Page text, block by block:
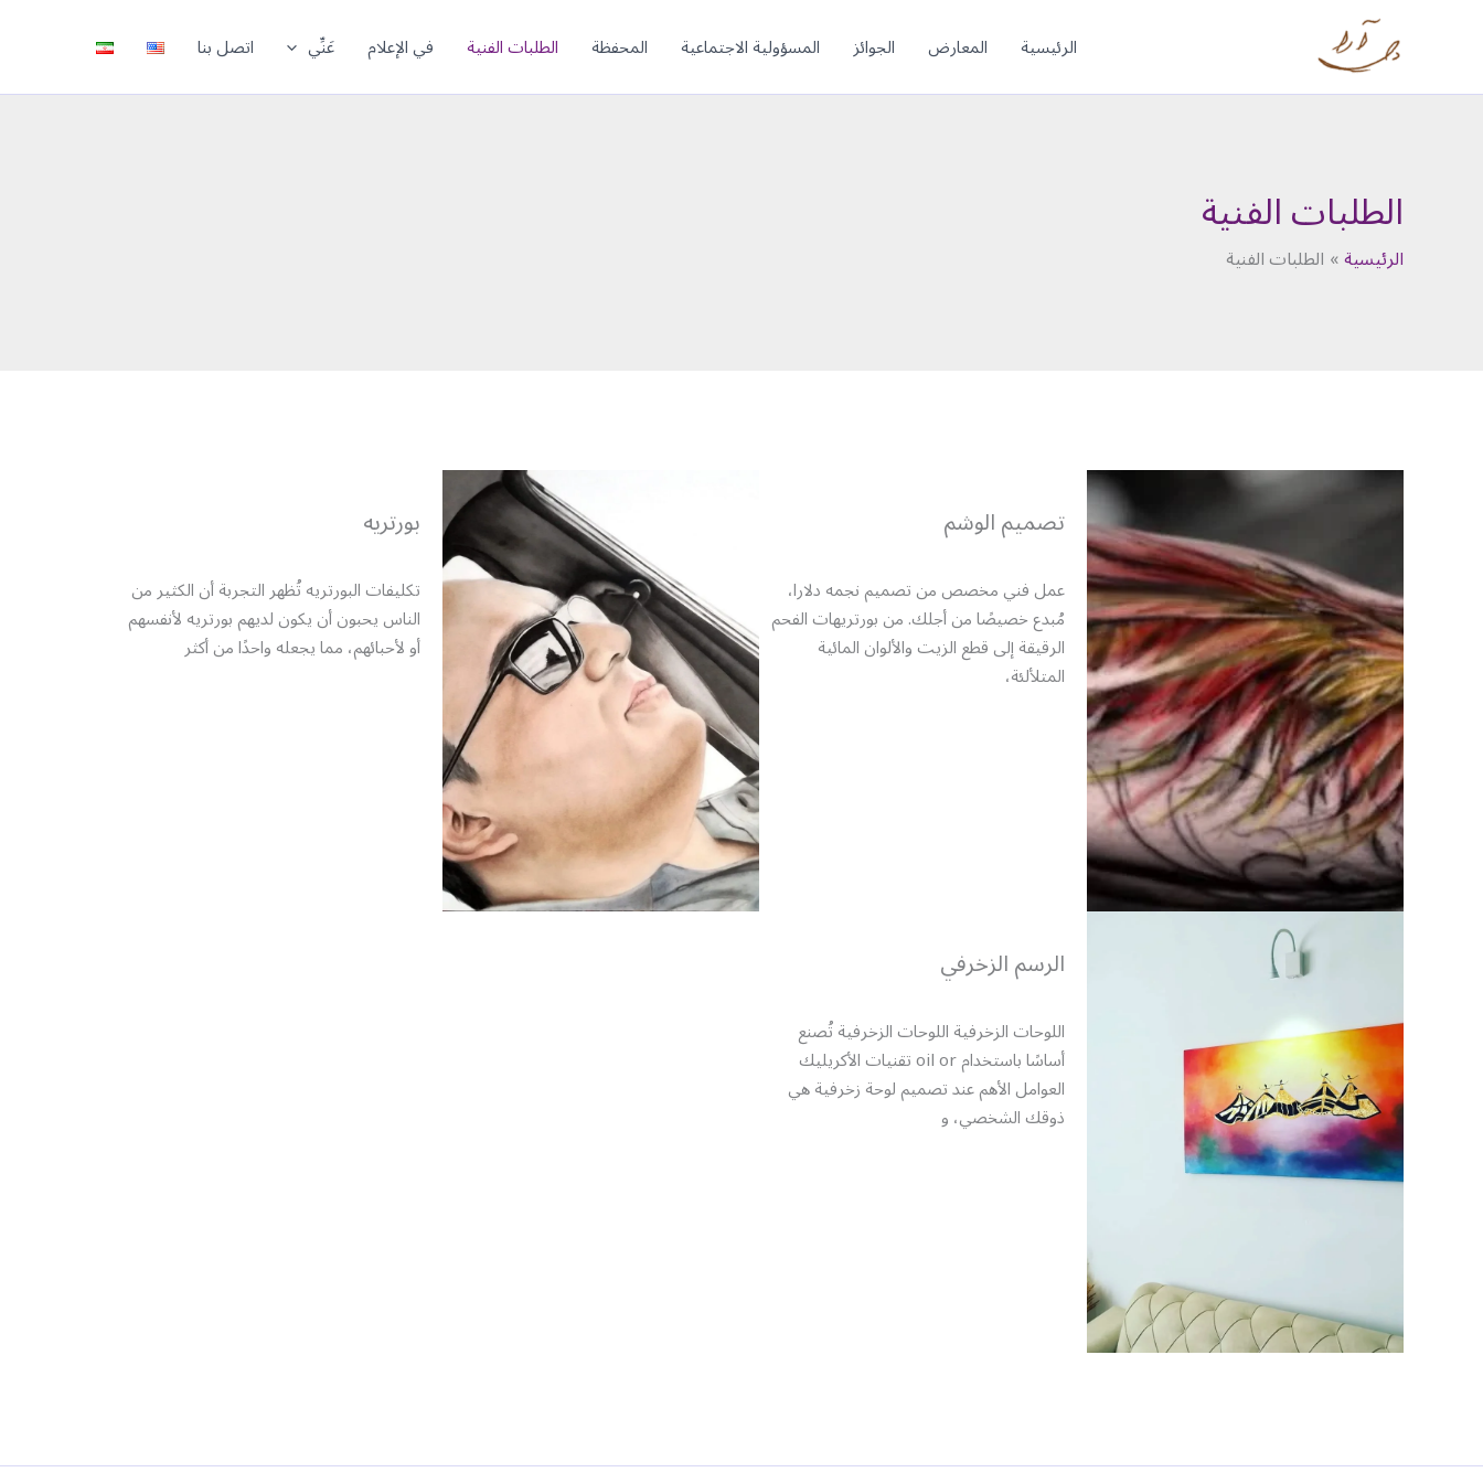
الرئيسية المعارض الجوائز المسؤولية الاجتماعية المحفظة الطلبات الفنية في الإعلام عَنِّي اتصل بنا
الطلبات الفنية
الرئيسية الطلبات الفنية
تصميم الوشم
عمل فني مخصص من تصميم نجمه دلارا،
مُبدع خصيصًا من أجلك. من بورتريهات الفحم
الرقيقة إلى قطع الزيت والألوان المائية
المتلألئة،
بورتريه
تكليفات البورتريه تُظهر التجربة أن الكثير من
الناس يحبون أن يكون لديهم بورتريه لأنفسهم
أو لأحبائهم، مما يجعله واحدًا من أكثر
الرسم الزخرفي
اللوحات الزخرفية اللوحات الزخرفية تُصنع
أساسًا باستخدام oil or تقنيات الأكريليك
العوامل الأهم عند تصميم لوحة زخرفية هي
ذوقك الشخصي، و